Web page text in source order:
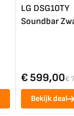
LG DSG10TY
Soundbar
€ 599,00€
Bekijk deal